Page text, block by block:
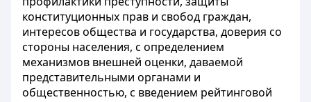
конституционных прав и свобод граждан,
интересов общества и государства, доверия со
стороны населения, с определением
механизмов внешней оценки, даваемой
представительными органами и
общественностью, с введением рейтинговой